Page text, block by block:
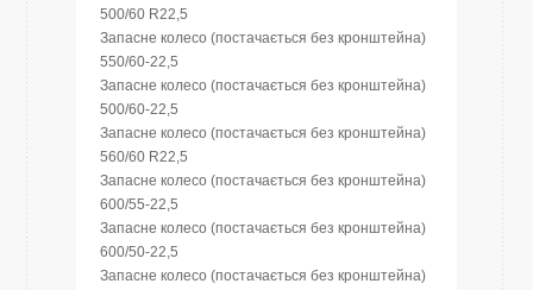
500/60 R22,5
Запасне колесо (постачається без кронштейна)
550/60-22,5
Запасне колесо (постачається без кронштейна)
500/60-22,5
Запасне колесо (постачається без кронштейна)
560/60 R22,5
Запасне колесо (постачається без кронштейна)
600/55-22,5
Запасне колесо (постачається без кронштейна)
600/50-22,5
Запасне колесо (постачається без кронштейна)